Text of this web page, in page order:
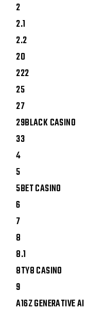
2
2.1
2.2
20
222
25
27
29BLACK CASINO
33
4
5
5BET CASINO
6
7
8
8.1
8TY8 CASINO
9
A16Z GENERATIVE AI